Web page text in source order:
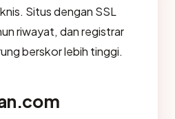
Situs dengan SSL
riwayat, dan registrar
berskor lebih tinggi.